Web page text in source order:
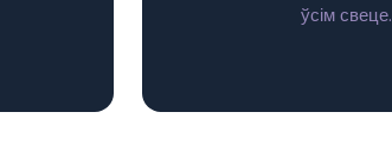
ўсім свеце.